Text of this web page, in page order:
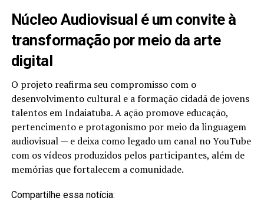
Núcleo Audiovisual é um convite à
transformação por meio da arte
digital
O projeto reafirma seu compromisso com o
desenvolvimento cultural e a formação cidadã de jovens
talentos em Indaiatuba. A ação promove educação,
pertencimento e protagonismo por meio da linguagem
audiovisual — e deixa como legado um canal no YouTube
com os vídeos produzidos pelos participantes, além de
memórias que fortalecem a comunidade.
Compartilhe essa notícia: